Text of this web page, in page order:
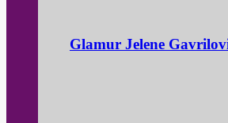
Glamur Jelene